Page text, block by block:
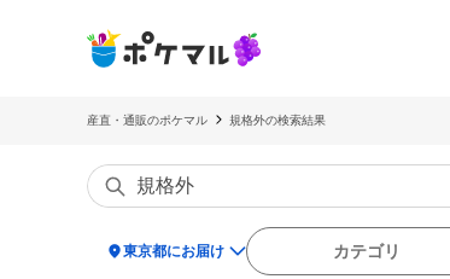
産直・通販のポケマル 規格外の検索結果
location_on東京都にお届け カテゴリ